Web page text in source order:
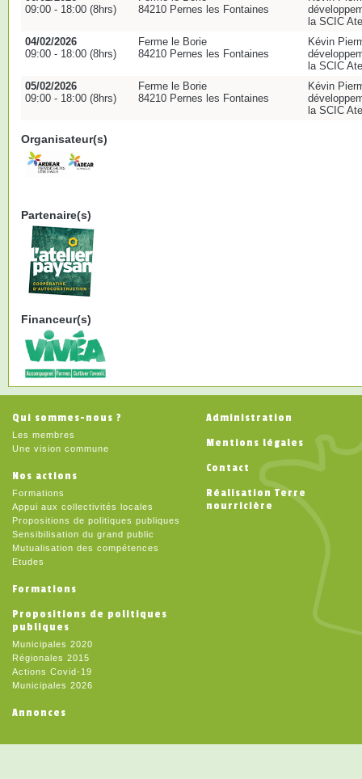
09:00 - 18:00 (8hrs)
84210 Pernes les Fontaines
la SCIC
04/02/2026
09:00 - 18:00 (8hrs)
Ferme le Borie
84210 Pernes les Fontaines
Kévin
la SCIC
05/02/2026
09:00 - 18:00 (8hrs)
Ferme le Borie
84210 Pernes les Fontaines
Kévin
la SCIC
Organisateur(s)
Partenaire(s)
Financeur(s)
Qui sommes-nous ?
Les membres
Une vision commune
Nos actions
Formations
Appui aux collectivités locales
Propositions de politiques publiques
Sensibilisation du grand public
Mutualisation des compétences
Etudes
Formations
Propositions de politiques
publiques
Municipales 2020
Régionales 2015
Actions Covid-19
Municipales 2026
Annonces
Administration
Mentions légales
Contact
Réalisation Terre
nourricière